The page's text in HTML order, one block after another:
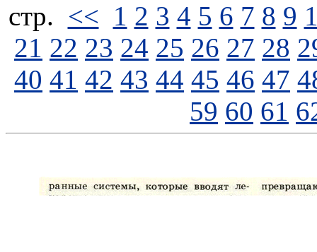
стp. << 1 2 3 4 5 6 7 8 9
21 22 23 24 25 26 27 28
40 41 42 43 44 45 46 47
59 60 61